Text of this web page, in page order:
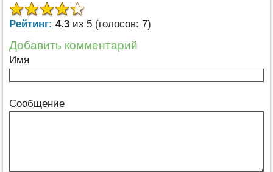
Рейтинг: 4.3 из 5 (голосов: 7)
Добавить комментарий
Имя
Сообщение